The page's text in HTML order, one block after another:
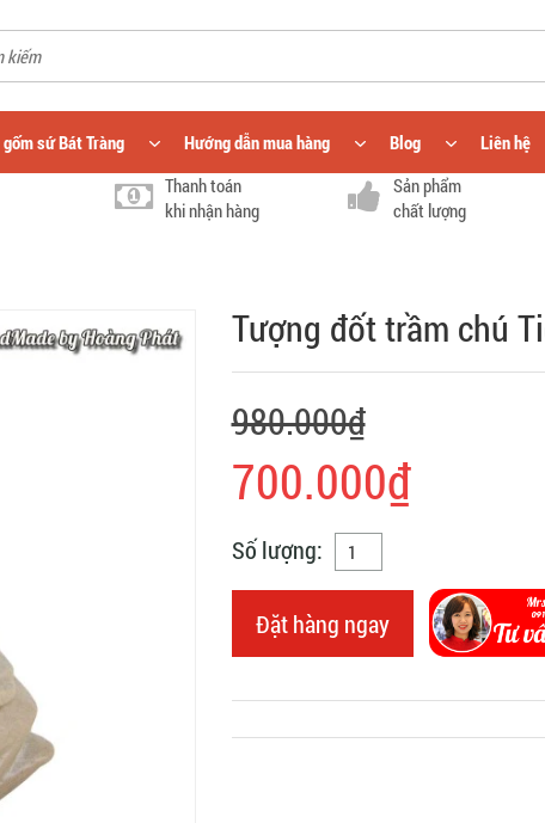
sứ Bát Tràng Hướng dẫn mua hàng Blog
Liên hệ
Thanh toán
khi nhận hàng
Sản phẩm
chất lượng
Tượng đốt trầm chú
980.000₫
700.000₫
Số lượng:
Đặt hàng ngay